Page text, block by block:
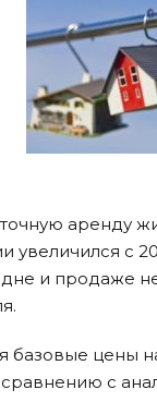
аренду
увеличился с
и продаже
цены
с